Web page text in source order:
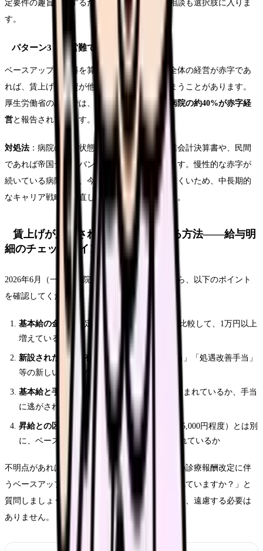
定要件の趣旨に反するため、地方厚生局への相談も選択肢に入りま
す。
パターン3：経営難で賃上げ余力がない
ベースアップ評価料を算定していても、病院全体の経営が赤字であ
れば、賃上げの原資が他の経費に回されてしまうことがあります。
厚生労働省の調査では、2025年度時点で
一般病院の約40%が赤字経
営と報告されています。
対処法 ：病院の経営状態は、自治体の病院事業会計決算書や、民間
であれば帝国データバンクの情報で確認できます。慢性的な赤字が
続いている病院では、今後の賃上げも期待しにくいため、中長期的
なキャリア戦略の見直しが必要かもしれません。
賃上げが反映されているか確認する方法——給与明
細のチェックポイント
2026年6月（一部の病院では4月）の給与明細から、以下のポイント
を確認してください。
基本給の金額
：改定前（2026年3月以前）と比較して、1万円以上
増えているか
新設された手当の有無
：「ベースアップ手当」「処遇改善手当」
等の新しい項目がないか確認
基本給と手当の比率
：賃上げ分が基本給に含まれているか、手当
に逃がされていないか
昇給との区別
：毎年4月の定期昇給（3,000〜5,000円程度）とは別
に、ベースアップ分（1万円〜）が上乗せされているか
不明点があれば、総務部の給与担当者に「今回の診療報酬改定に伴
うベースアップは、具体的にどのように反映されていますか？」と
質問しましょう。制度に基づく正当な質問であり、遠慮する必要は
ありません。